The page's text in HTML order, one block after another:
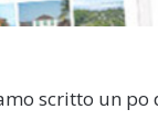
scritto un